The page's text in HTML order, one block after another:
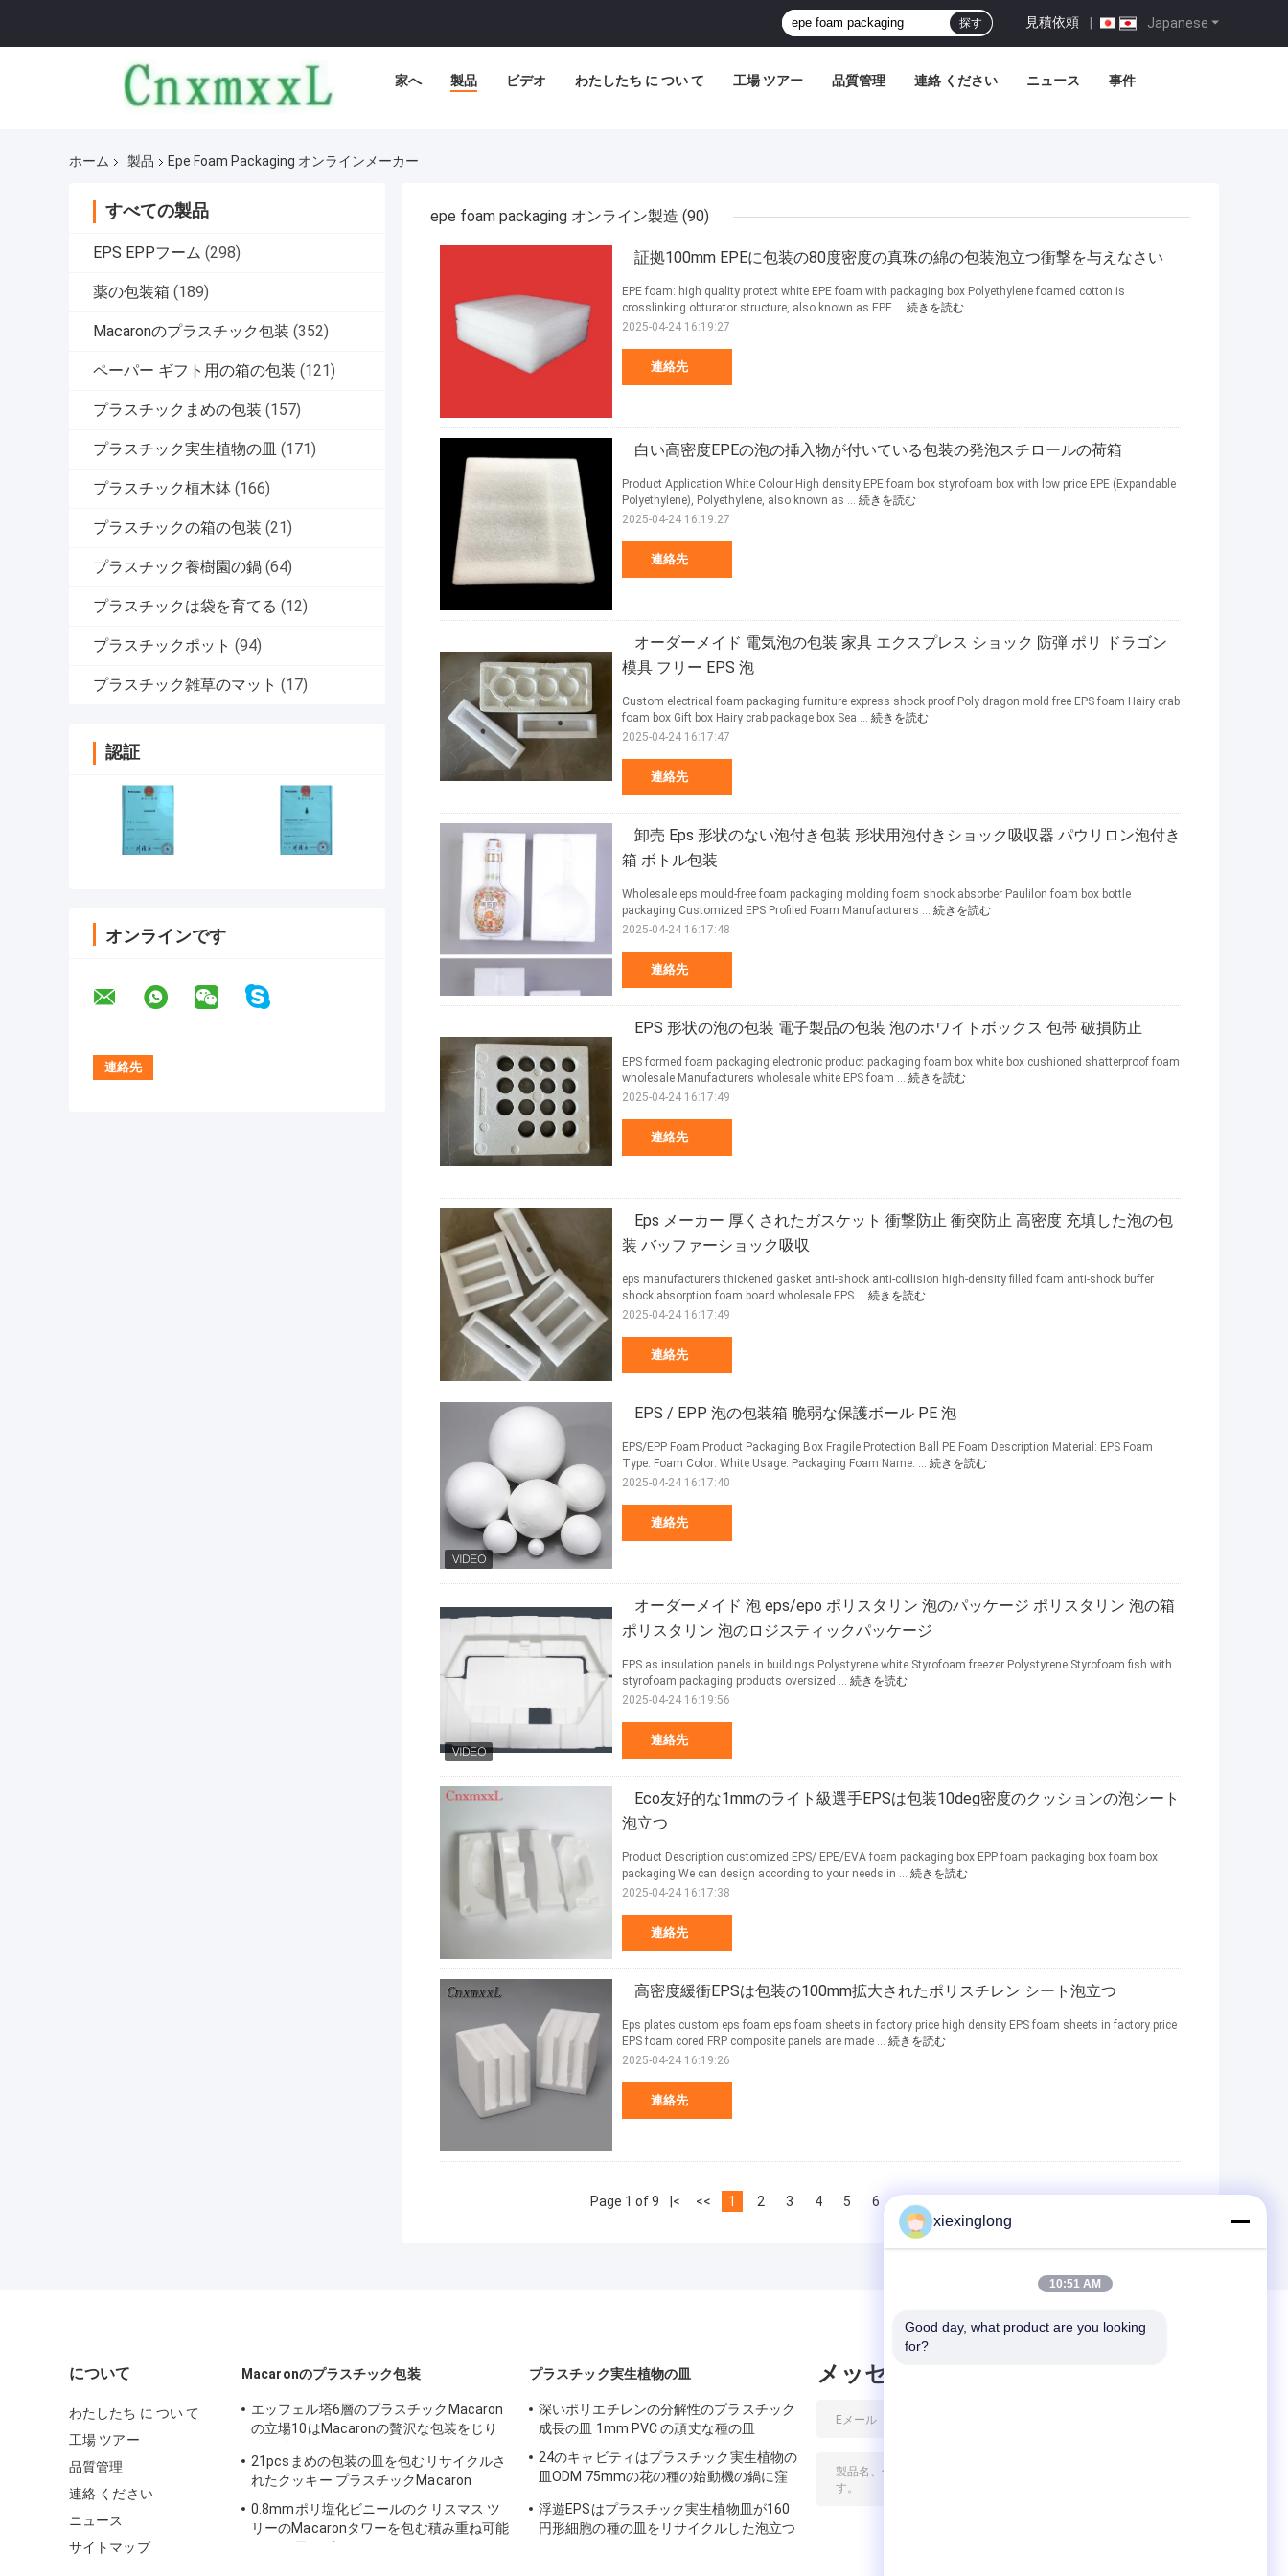
Japanese
見積依頼 |
探す
家へ 製品 ビデオ わたしたち に つい て 工場 ツアー 品質管理 連絡 ください ニュース 事件
ホーム 製品 Epe Foam Packaging オンラインメーカー
すべての製品
EPS EPPフーム (298)
薬の包装箱 (189)
Macaronのプラスチック包装 (352)
ペーパー ギフト用の箱の包装 (121)
プラスチックまめの包装 (157)
プラスチック実生植物の皿 (171)
プラスチック植木鉢 (166)
プラスチックの箱の包装 (21)
プラスチック養樹園の鍋 (64)
プラスチックは袋を育てる (12)
プラスチックポット (94)
プラスチック雑草のマット (17)
認証
オンラインです
epe foam packaging オンライン製造 (90)
証拠100mm EPEに包装の80度密度の真珠の綿の包装泡立つ衝撃を与えなさい
連絡先
EPE foam: high quality protect white EPE foam with packaging box Polyethylene foamed cotton is
crosslinking obturator structure, also known as EPE ... 続きを読む
2025-04-24 16:19:27
白い高密度EPEの泡の挿入物が付いている包装の発泡スチロールの荷箱
連絡先
Product Application White Colour High density EPE foam box styrofoam box with low price EPE (Expandable
Polyethylene), Polyethylene, also known as ... 続きを読む
2025-04-24 16:19:27
オーダーメイド 電気泡の包装 家具 エクスプレス ショック 防弾 ポリ ドラゴン
模具 フリー EPS 泡
連絡先
Custom electrical foam packaging furniture express shock proof Poly dragon mold free EPS foam Hairy crab
foam box Gift box Hairy crab package box Sea ... 続きを読む
2025-04-24 16:17:47
卸売 Eps 形状のない泡付き包装 形状用泡付きショック吸収器 パウリロン泡付き
箱 ボトル包装
連絡先
Wholesale eps mould-free foam packaging molding foam shock absorber Paulilon foam box bottle
packaging Customized EPS Profiled Foam Manufacturers ... 続きを読む
2025-04-24 16:17:48
EPS 形状の泡の包装 電子製品の包装 泡のホワイトボックス 包帯 破損防止
連絡先
EPS formed foam packaging electronic product packaging foam box white box cushioned shatterproof foam
wholesale Manufacturers wholesale white EPS foam ... 続きを読む
2025-04-24 16:17:49
Eps メーカー 厚くされたガスケット 衝撃防止 衝突防止 高密度 充填した泡の包
装 バッファーショック吸収
連絡先
eps manufacturers thickened gasket anti-shock anti-collision high-density filled foam anti-shock buffer
shock absorption foam board wholesale EPS ... 続きを読む
2025-04-24 16:17:49
EPS / EPP 泡の包装箱 脆弱な保護ボール PE 泡
連絡先
EPS/EPP Foam Product Packaging Box Fragile Protection Ball PE Foam Description Material: EPS Foam
Type: Foam Color: White Usage: Packaging Foam Name: ... 続きを読む
2025-04-24 16:17:40
オーダーメイド 泡 eps/epo ポリスタリン 泡のパッケージ ポリスタリン 泡の箱
ポリスタリン 泡のロジスティックパッケージ
連絡先
EPS as insulation panels in buildings.Polystyrene white Styrofoam freezer Polystyrene Styrofoam fish with
styrofoam packaging products oversized ... 続きを読む
2025-04-24 16:19:56
Eco友好的な1mmのライト級選手EPSは包装10deg密度のクッションの泡シート
泡立つ
連絡先
Product Description customized EPS/ EPE/EVA foam packaging box EPP foam packaging box foam box
packaging We can design according to your needs in ... 続きを読む
2025-04-24 16:17:38
高密度緩衝EPSは包装の100mm拡大されたポリスチレン シート泡立つ
連絡先
Eps plates custom eps foam eps foam sheets in factory price high density EPS foam sheets in factory price
EPS foam cored FRP composite panels are made ... 続きを読む
2025-04-24 16:19:26
Page 1 of 9 |< << 1 2 3 4 5 6
について
わたしたち に つい て
工場 ツアー
品質管理
連絡 ください
ニュース
サイトマップ
Macaronのプラスチック包装
エッフェル塔6層のプラスチックMacaron
の立場10はMacaronの贅沢な包装をじり
21pcsまめの包装の皿を包むリサイクルさ
れたクッキー プラスチックMacaron
0.8mmポリ塩化ビニールのクリスマス ツ
リーのMacaronタワーを包む積み重ね可能
プラスチック実生植物の皿
深いポリエチレンの分解性のプラスチック
成長の皿 1mm PVC の頑丈な種の皿
24のキャビティはプラスチック実生植物の
皿ODM 75mmの花の種の始動機の鍋に窪
浮遊EPSはプラスチック実生植物皿が160
円形細胞の種の皿をリサイクルした泡立つ
メッセージ
xiexinglong
10:51 AM
Good day, what product are you looking
for?